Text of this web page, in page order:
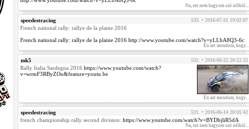
Na, ezt nem hagyom szó nélkül...
speedestracing 533. • 2016-07-31 19:02:07
French national rally: rallye de la plaine 2016
French national rally: rallye de la plaine 2016 http://www.youtube.com/watch?v=yLLbA8Q3-6c
Én azt mondom, hogy...
mk5 532. • 2016-06-22 20:22:52
Rally Italia Sardegna 2016 https://www.youtube.com/watch?
v=wrmF3RByZOo&feature=youtu.be
Én azt mondom, hogy...
speedestracing 531. • 2016-06-14 20:05:42
french championship rally second division: https://www.youtube.com/watch?v=BYDbjliR5dA
Na, ezt nem hagyom szó nélkül...